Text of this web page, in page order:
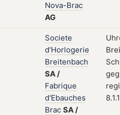
Nova-Brac
AG
Societe
d'Horlogerie
Breitenbach
SA/
Fabrique
d'Ebauches
Brac SA/